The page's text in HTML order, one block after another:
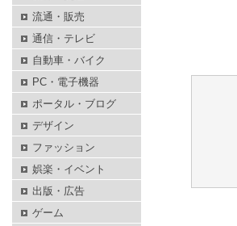
流通・販売
通信・テレビ
自動車・バイク
PC・電子機器
ポータル・ブログ
デザイン
ファッション
娯楽・イベント
出版・広告
ゲーム